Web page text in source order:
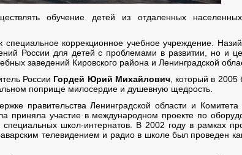
обучение детей из отдаленных
коррекционное учебное учреждение.
России для детей с проблемами в развитии, но и
заведений Кировского района и Ленинградской
России Гордей Юрий Михайлович, который в 2005
поприще милосердие и душевную щедрость.
правительства Ленинградской области и
приняла участие в международном проекте по
школ-интернатов. В 2002 году в рамках
телевидением и радио в школе был проведен